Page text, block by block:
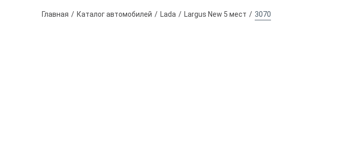
Главная Каталог автомобилей Lada Largus New 5 мест 3070